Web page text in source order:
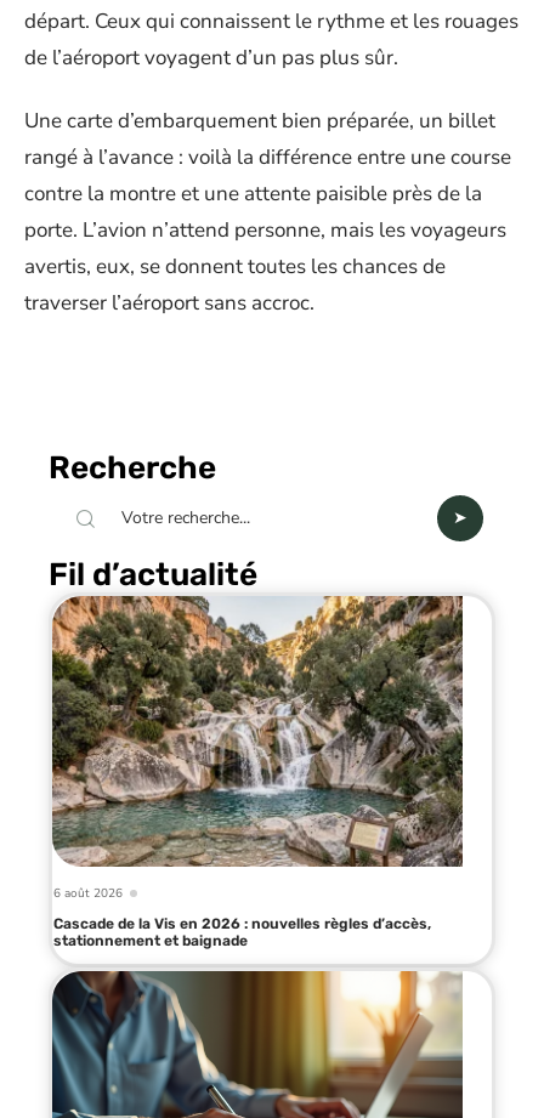
départ. Ceux qui connaissent le rythme et les rouages
de l’aéroport voyagent d’un pas plus sûr.
Une carte d’embarquement bien préparée, un billet
rangé à l’avance : voilà la différence entre une course
contre la montre et une attente paisible près de la
porte. L’avion n’attend personne, mais les voyageurs
avertis, eux, se donnent toutes les chances de
traverser l’aéroport sans accroc.
Recherche
Fil d’actualité
6 août 2026
Cascade de la Vis en 2026 : nouvelles règles d’accès,
stationnement et baignade